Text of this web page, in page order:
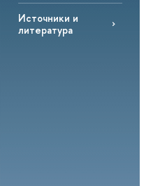
Источники и
литература